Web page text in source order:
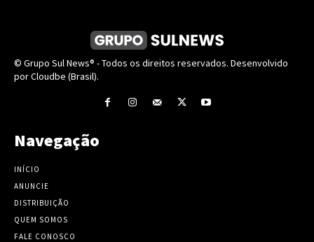
© Grupo Sul News® - Todos os direitos reservados. Desenvolvido
por Cloudbe (Brasil).
Navegação
INÍCIO
ANUNCIE
DISTRIBUIÇÃO
QUEM SOMOS
FALE CONOSCO